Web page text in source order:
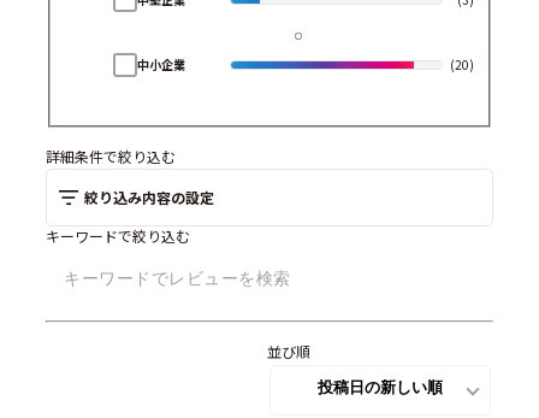
中小企業 (20)
詳細条件で絞り込む
絞り込み内容の設定
キーワードで絞り込む
並び順